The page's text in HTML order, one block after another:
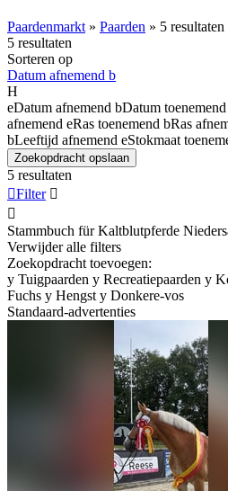
Paardenmarkt » Paarden » 5 resultaten
5 resultaten
Sorteren op
Datum afnemend b
H
eDatum afnemend bDatum toenemend
afnemend eRas toenemend bRas
bLeeftijd afnemend eStokmaat
Zoekopdracht opslaan
5 resultaten
Filter 

Stammbuch für Kaltblutpferde
Verwijder alle filters
Zoekopdracht toevoegen:
y Tuigpaarden y Recreatiepaarden y
Fuchs y Hengst y Donkere-vos
Standaard-advertenties